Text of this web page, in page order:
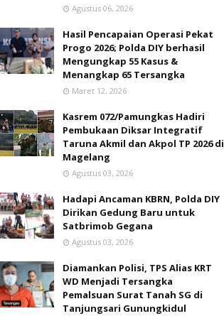
Agustus 06, 2026
Hasil Pencapaian Operasi Pekat
Progo 2026; Polda DIY berhasil
Mengungkap 55 Kasus &
Menangkap 65 Tersangka
Maret 12, 2026
Kasrem 072/Pamungkas Hadiri
Pembukaan Diksar Integratif
Taruna Akmil dan Akpol TP 2026 di
Magelang
Agustus 03, 2026
Hadapi Ancaman KBRN, Polda DIY
Dirikan Gedung Baru untuk
Satbrimob Gegana
Agustus 03, 2026
Diamankan Polisi, TPS Alias KRT
WD Menjadi Tersangka
Pemalsuan Surat Tanah SG di
Tanjungsari Gunungkidul